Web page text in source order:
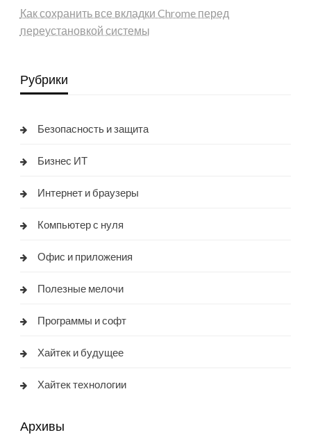
Как сохранить все вкладки Chrome перед
переустановкой системы
Рубрики
Безопасность и защита
Бизнес ИТ
Интернет и браузеры
Компьютер с нуля
Офис и приложения
Полезные мелочи
Программы и софт
Хайтек и будущее
Хайтек технологии
Архивы